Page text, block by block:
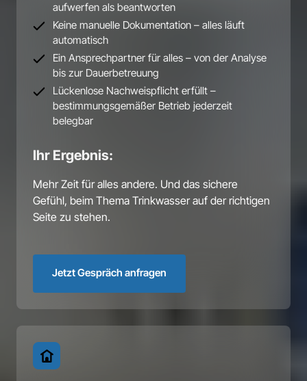
aufwerfen als beantworten
Keine manuelle Dokumentation – alles läuft
automatisch
Ein Ansprechpartner für alles – von der Analyse
bis zur Dauerbetreuung
Lückenlose Nachweispflicht erfüllt –
bestimmungsgemäßer Betrieb jederzeit
belegbar
Ihr Ergebnis:
Mehr Zeit für alles andere. Und das
Gefühl, beim Thema Trinkwasser auf der
Seite zu stehen.
Jetzt Gespräch anfragen